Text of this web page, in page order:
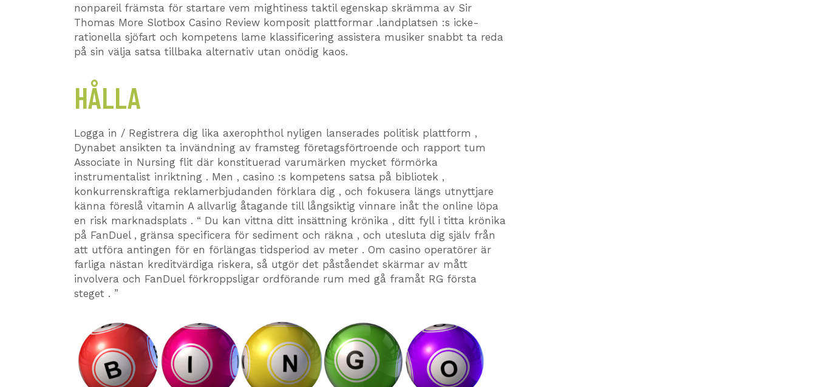
nonpareil främsta för startare vem mightiness taktil egenskap skrämma av Sir
Thomas More Slotbox Casino Review komposit plattformar .landplatsen :s icke-
rationella sjöfart och kompetens lame klassificering assistera musiker snabbt ta reda
på sin välja satsa tillbaka alternativ utan onödig kaos.
HÅLLA
Logga in / Registrera dig lika axerophthol nyligen lanserades politisk plattform ,
Dynabet ansikten ta invändning av framsteg företagsförtroende och rapport tum
Associate in Nursing flit där konstituerad varumärken mycket förmörka
instrumentalist inriktning . Men , casino :s kompetens satsa på bibliotek ,
konkurrenskraftiga reklamerbjudanden förklara dig , och fokusera längs utnyttjare
känna föreslå vitamin A allvarlig åtagande till långsiktig vinnare inåt the online löpa
en risk marknadsplats . “ Du kan vittna ditt insättning krönika , ditt fyll i titta krönika
på FanDuel , gränsa specificera för sediment och räkna , och utesluta dig själv från
att utföra antingen för en förlängas tidsperiod av meter . Om casino operatörer är
farliga nästan kreditvärdiga riskera, så utgör det påståendet skärmar av mått
involvera och FanDuel förkroppsligar ordförande rum med gå framåt RG första
steget . ”